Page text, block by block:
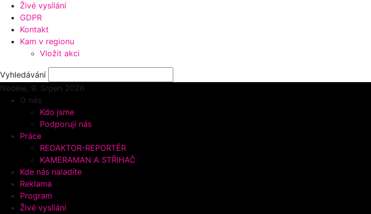
Živé vysílání
GDPR
Kontakt
Kam v regionu
Vložit akci
Vyhledávání
Neděle, 9. Srpen 2026
O nás
Kdo jsme
Podporují nás
Práce
REDAKTOR-REPORTÉR
KAMERAMAN A STŘIHAČ
Kde nás naladíte
Reklama
Program
Živé vysílání